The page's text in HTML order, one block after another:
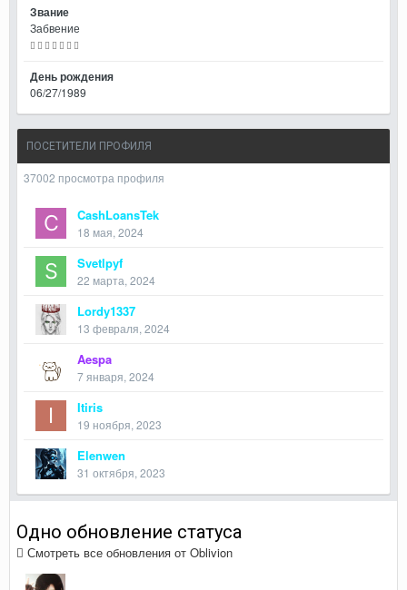
Звание
Забвение
День рождения
06/27/1989
ПОСЕТИТЕЛИ ПРОФИЛЯ
37002 просмотра профиля
CashLoansTek
18 мая, 2024
Svetlpyf
22 марта, 2024
Lordy1337
13 февраля, 2024
Aespa
7 января, 2024
Itiris
19 ноября, 2023
Elenwen
31 октября, 2023
Одно обновление статуса
Смотреть все обновления от Oblivion